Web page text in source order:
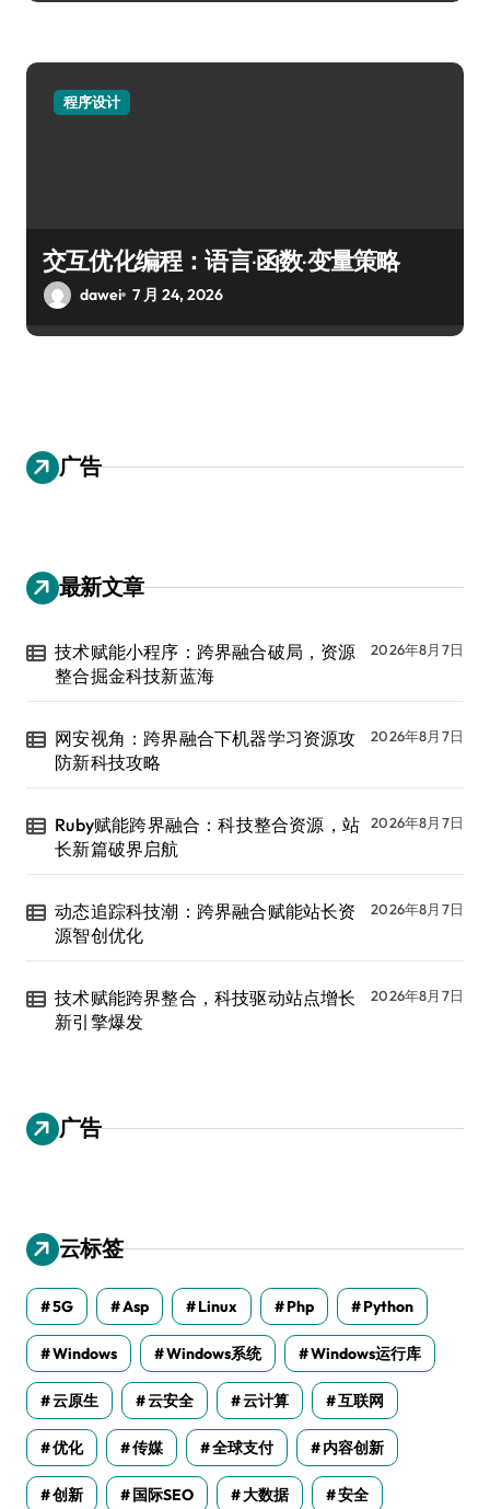
程序设计
交互优化编程：语言·函数·变量策略
dawei 7 月 24, 2026
广告
最新文章
技术赋能小程序：跨界融合破局，资源
整合掘金科技新蓝海
2026年8月7日
网安视角：跨界融合下机器学习资源攻
防新科技攻略
2026年8月7日
Ruby赋能跨界融合：科技整合资源，站
长新篇破界启航
2026年8月7日
动态追踪科技潮：跨界融合赋能站长资
源智创优化
2026年8月7日
技术赋能跨界整合，科技驱动站点增长
新引擎爆发
2026年8月7日
广告
云标签
5G Asp Linux Php Python
Windows Windows系统 Windows运行库
云原生 云安全 云计算 互联网
优化 传媒 全球支付 内容创新
创新 国际SEO 大数据 安全